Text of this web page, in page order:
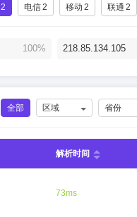
2 电信2 移动 2 联通 2
100% 218.85.134.105
全部 区域 省份
解析时间
73ms